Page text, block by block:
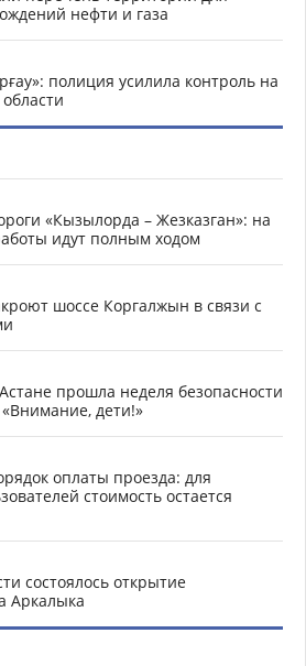
нефти и газа
полиция усилила контроль на
«Кызылорда – Жезказган»: на
идут полным ходом
шоссе Коргалжын в связи с
прошла неделя безопасности
дети!»
оплаты проезда: для
стоимость остается
состоялось открытие
Аркалыка